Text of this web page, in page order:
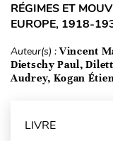
RÉGIMES ET
EUROPE, 1918-
Auteur(s) : Vincent
Dietschy Paul,
Audrey, Kogan
LIVRE